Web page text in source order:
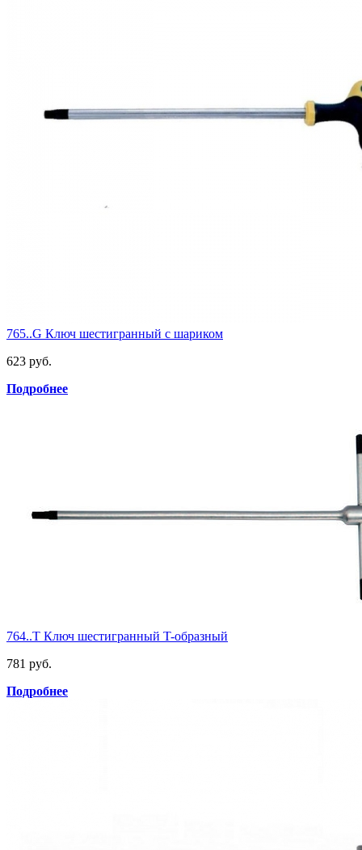
765..G Ключ шестигранный с шариком
623 руб.
Подробнее
764..T Ключ шестигранный T-образный
781 руб.
Подробнее